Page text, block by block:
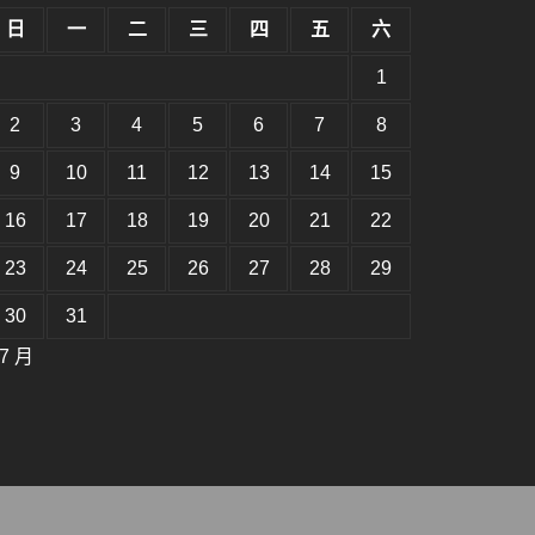
日 一 二 三 四 五 六
1
2 3 4 5 6 7 8
9 10 11 12 13 14 15
16 17 18 19 20 21 22
23 24 25 26 27 28 29
30
31
月